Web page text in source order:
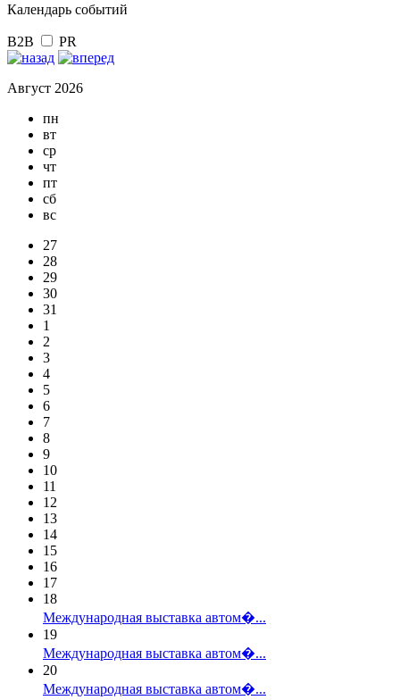
Календарь событий
B2B PR
Август 2026
пн
вт
ср
чт
пт
сб
вс
27
28
29
30
31
1
2
3
4
5
6
7
8
9
10
11
12
13
14
15
16
17
18
Международная выставка автом�...
19
Международная выставка автом�...
20
Международная выставка автом�...